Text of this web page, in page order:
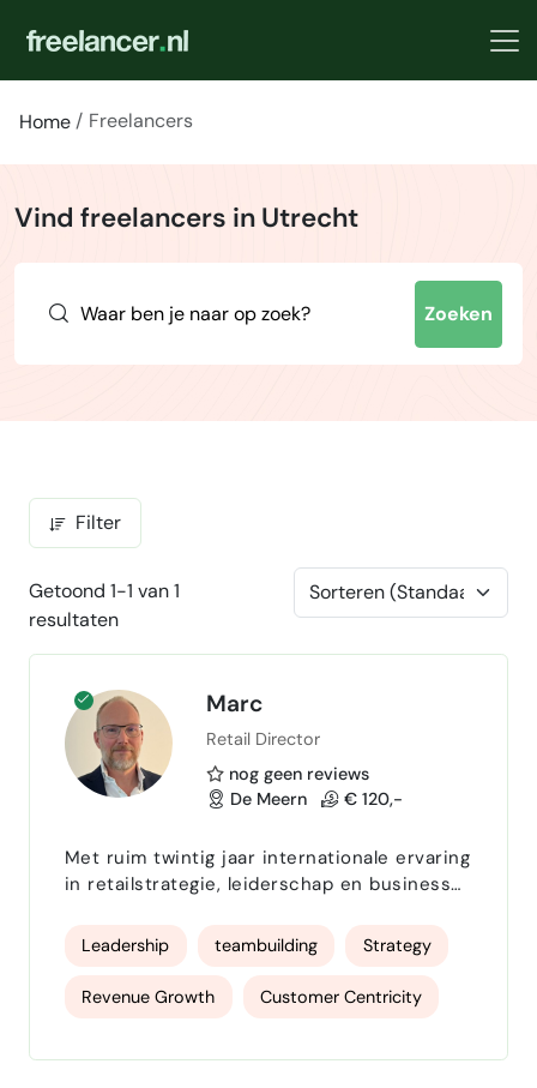
Home Freelancers
Vind freelancers in Utrecht
Zoeken
Filter
Getoond 1-1 van 1
resultaten
Marc
Retail Director
nog geen reviews
De Meern
€ 120,-
Met ruim twintig jaar internationale ervaring
in retailstrategie, leiderschap en business
commerciële groei, optimale operationele
efficiëntie en schaalbare
organisatieontwikkeling. Ik breng structuur,
en transformeer ambitieuze doelstellingen
Leadership teambuilding Strategy
Revenue Growth Customer Centricity